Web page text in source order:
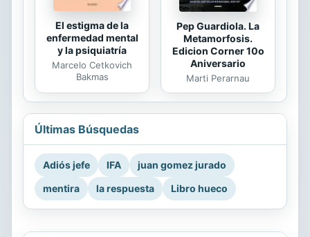
El estigma de la
enfermedad mental
y la psiquiatría
Marcelo Cetkovich
Bakmas
Pep Guardiola. La
Metamorfosis.
Edicion Corner 10o
Aniversario
Marti Perarnau
Últimas Búsquedas
Adiós jefe IFA
juan gomez jurado
mentira
la respuesta Libro hueco